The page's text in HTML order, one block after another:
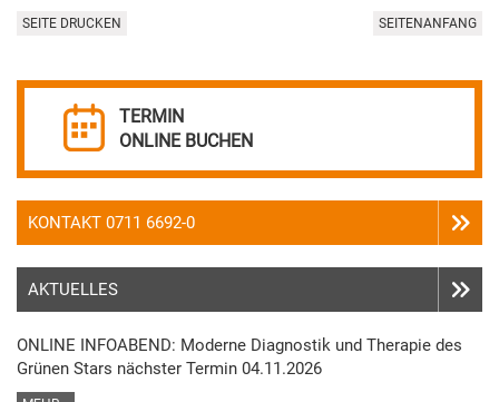
SEITE DRUCKEN SEITENANFANG
TERMIN
ONLINE BUCHEN
KONTAKT 0711 6692-0
AKTUELLES
ONLINE INFOABEND: Moderne Diagnostik und Therapie des
Grünen Stars nächster Termin 04.11.2026